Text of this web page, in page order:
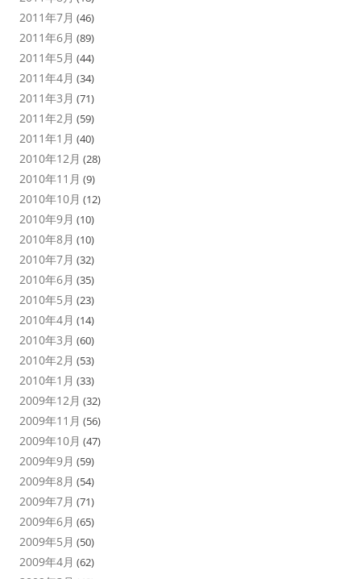
2011年7月 (46)
2011年6月 (89)
2011年5月 (44)
2011年4月 (34)
2011年3月 (71)
2011年2月 (59)
2011年1月 (40)
2010年12月 (28)
2010年11月 (9)
2010年10月 (12)
2010年9月 (10)
2010年8月 (10)
2010年7月 (32)
2010年6月 (35)
2010年5月 (23)
2010年4月 (14)
2010年3月 (60)
2010年2月 (53)
2010年1月 (33)
2009年12月 (32)
2009年11月 (56)
2009年10月 (47)
2009年9月 (59)
2009年8月 (54)
2009年7月 (71)
2009年6月 (65)
2009年5月 (50)
2009年4月 (62)